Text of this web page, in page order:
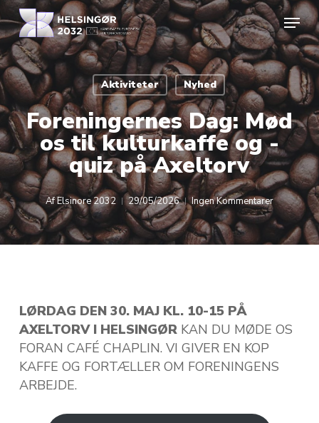
Skip
to
main
content
Menu
Aktiviteter Nyhed
Foreningernes Dag: Mød
os til kulturkaffe og -
quiz på Axeltorv
AfElsinore 2032 29/05/2026 Ingen Kommentarer
LØRDAG DEN 30. MAJ KL. 10-15 PÅ
AXELTORV I HELSINGØRKAN DU MØDE OS
FORAN CAFÉ CHAPLIN. VI GIVER EN KOP
KAFFE OG FORTÆLLER OM FORENINGENS
ARBEJDE.
Close
Menu